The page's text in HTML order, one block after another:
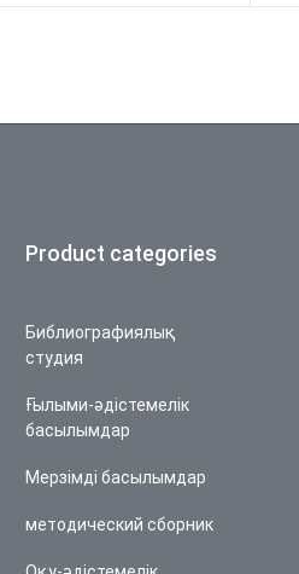
Product categories
Библиографиялық
студия
Ғылыми-әдістемелік
басылымдар
Мерзімді басылымдар
методический сборник